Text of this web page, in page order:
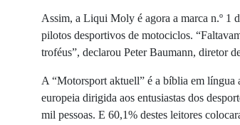
Assim, a Liqui Moly é agora a marca n.º 1
pilotos desportivos de motociclos.
troféus”, declarou Peter Baumann, diretor
A “Motorsport aktuell” é a bíblia em língua
europeia dirigida aos entusiastas dos
mil pessoas. E 60,1% destes leitores